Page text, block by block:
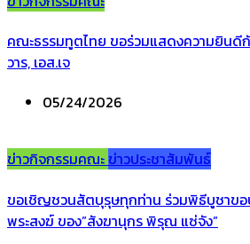
คณะธรรมทูตไทย ขอร่วมแสดงความยิน
วาร, เอส.เจ
05/24/2026
ข่าวกิจกรรมคณะ ข่าวประชาสัมพันธ์
ขอเชิญชวนสัตบุรุษทุกท่าน ร่วมพิธีบูชาขอ
พระสงฆ์ ของ”สังฆานุกร พิรุณ แซ่จัง”